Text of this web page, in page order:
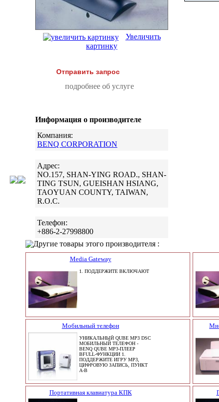
Увеличить
картинку
Отправить запрос
подробнее об услуге
Информация о производителе
Компания:
BENQ CORPORATION
Адрес:
NO.157, SHAN-YING ROAD., SHAN-
TING TSUN, GUEISHAN HSIANG,
TAOYUAN COUNTY, TAIWAN,
R.O.C.
Телефон:
+886-2-27998800
Другие товары этого производителя :
Media Gateway
1. ПОДДЕРЖИТЕ ВКЛЮЧАЮТ
Мобильный телефон
УНИКАЛЬНЫЙ QUBE MP3 DSC
МОБИЛЬНЫЙ ТЕЛЕФОН -
BENQ QUBE MP3-ПЛЕЕР
BFULL-ФУНКЦИИ 1.
ПОДДЕРЖИТЕ ИГРУ MP3,
ЦИФРОВУЮ ЗАПИСЬ, ПУНКТ
A-B
Портативная клавиатура КПК